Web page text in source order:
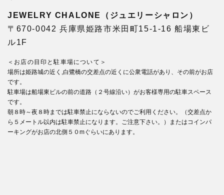
JEWELRY CHALONE（ジュエリーシャロン）
〒670-0042 兵庫県姫路市米田町15-1-16 船場東ビ
ル1F
＜お店の目印と駐車場について＞
場所は姫路城の近く,白鷺橋の交差点の近くに公衆電話があり、その前がお店
です。
駐車場は船場東ビルの前の道路（２号線沿い）がお客様専用の駐車スペース
です。
朝８時～夜８時までは駐車禁止にならないのでご利用ください。（交差点か
ら５メートル以内は駐車禁止になります。ご注意下さい。）またはコインパ
ーキングがお店の北側５０mぐらいにあります。